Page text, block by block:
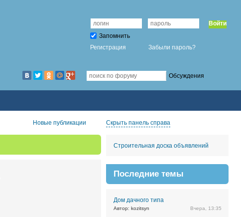
Войти
Запомнить
Регистрация
Забыли пароль?
Обсуждения
Новые публикации Скрыть панель справа
Строительная доска объявлений
Последние темы
Дом дачного типа
Автор: kozitsyn Вчера, 13:35